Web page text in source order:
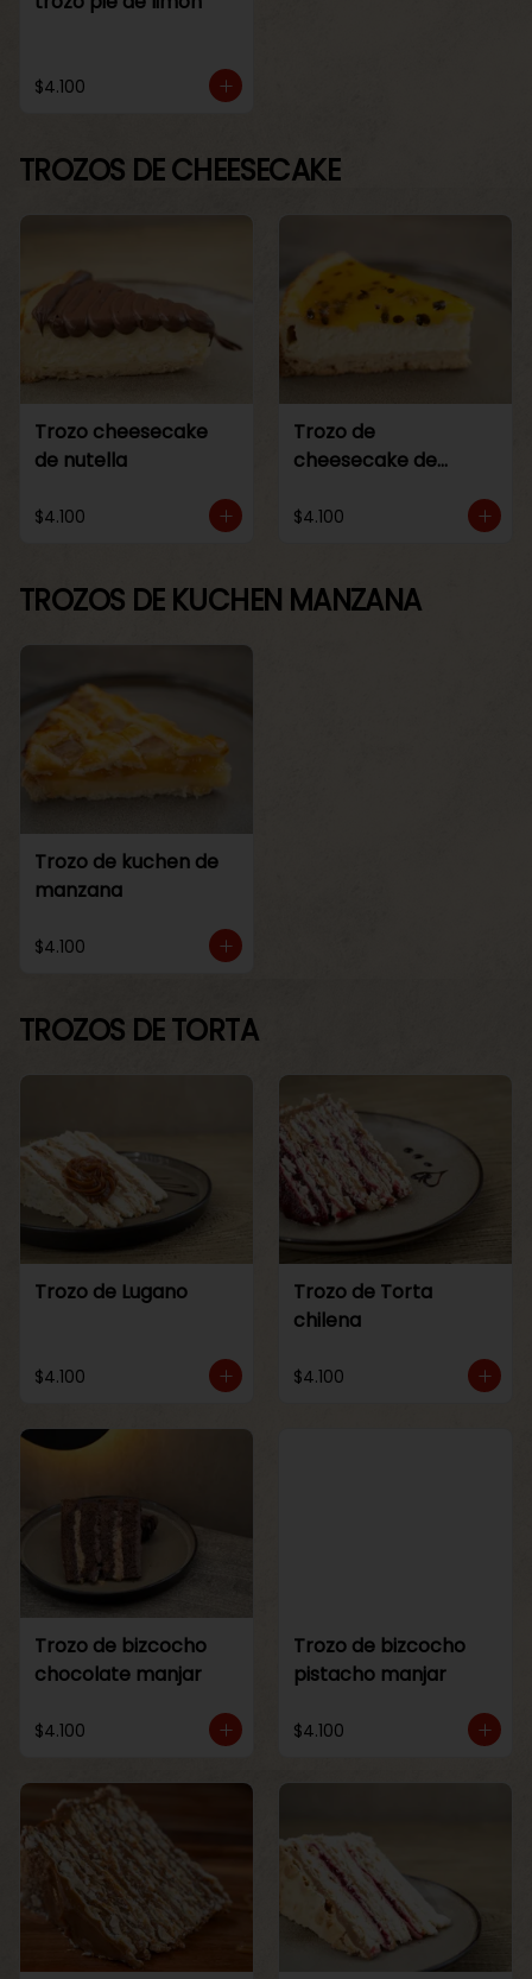
$4.100
TROZOS DE CHEESECAKE
Trozo cheesecake
de nutella
$4.100
Trozo de
cheesecake de
$4.100
TROZOS DE KUCHEN MANZANA
Trozo de kuchen de
manzana
$4.100
TROZOS DE TORTA
Trozo de Lugano
$4.100
Trozo de Torta
chilena
$4.100
Trozo de bizcocho
chocolate manjar
$4.100
Trozo de bizcocho
pistacho manjar
$4.100